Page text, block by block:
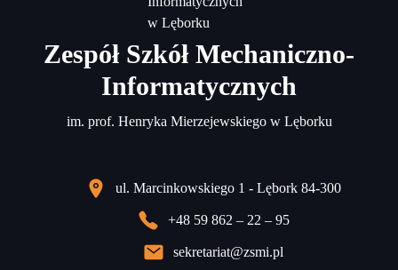
Zespół Szkół Mechaniczno-
Informatycznych
im. prof. Henryka Mierzejewskiego w Lęborku
ul. Marcinkowskiego 1 - Lębork 84-300
+48 59 862 – 22 – 95
sekretariat@zsmi.pl